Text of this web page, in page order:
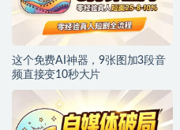
这个免费AI神器，9张图加3段音
频直接变10秒大片